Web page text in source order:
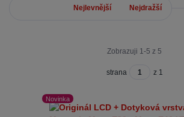
Nejlevnější Nejdražší
Zobrazuji 1-5 z 5
strana z 1
Novinka